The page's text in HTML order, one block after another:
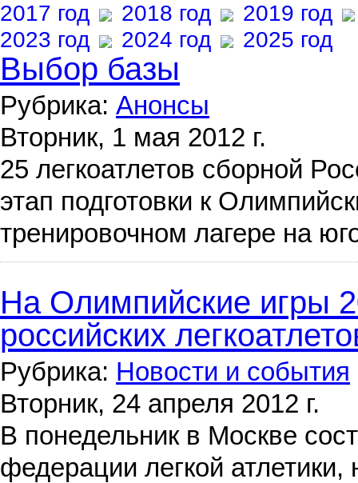
2017 год
2018 год
2019 год
2023 год
2024 год 2025 год
Выбор базы
Рубрика: Анонсы
Вторник, 1 мая 2012 г.
25 легкоатлетов сборной
этап подготовки к
тренировочном лагере на
На Олимпийские игры
российских
Рубрика: Новости и события
Вторник, 24 апреля 2012 г.
В понедельник в Москве
федерации легкой